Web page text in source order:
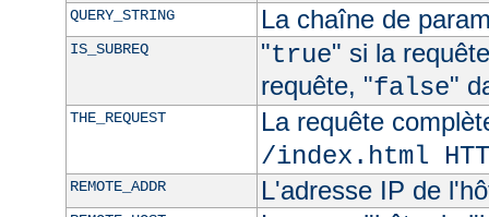
QUERY_STRING La chaîne de
IS_SUBREQ "true" si la
requête, "false"
THE_REQUEST
La requête
/index.html
REMOTE_ADDR L'adresse IP de